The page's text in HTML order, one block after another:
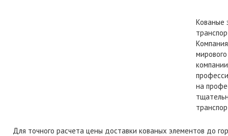
Кованые
на
Для точного расчета цены доставки кованых элементов до